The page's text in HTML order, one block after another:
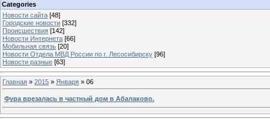
Categories
Новости сайта [48]
Городские новости [332]
Происшествия [142]
Новости Интернета [66]
Мобильная связь [20]
Новости Отдела МВД России по г. Лесосибирску [96]
Новости разные [63]
Главная » 2015 » Января » 06
Фура врезалась в частный дом в Абалаково.